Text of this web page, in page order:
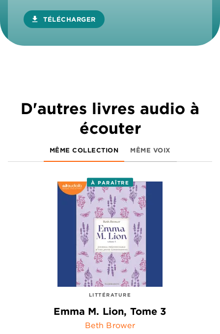
download TÉLÉCHARGER
D'autres livres audio à
écouter
MÊME COLLECTION MÊME VOIX
À PARAÎTRE
LITTÉRATURE
Emma M. Lion, Tome 3
Beth Brower